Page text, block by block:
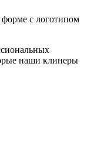
с логотипом
наши клинеры